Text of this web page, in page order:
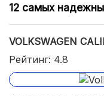
12 самых
VOLKSWAGEN
Рейтинг: 4.8